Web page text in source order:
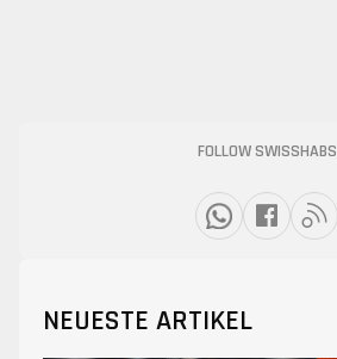
FOLLOW SWISSHABS
NEUESTE ARTIKEL